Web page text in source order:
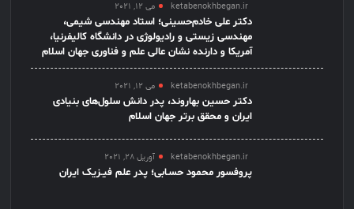
ketabenokhbegan.ir می 12, 2021
دکتر علی خادم‌حسینی؛ استاد مهندسی شیمی،
مهندسی زیستی و رادیولوژی در دانشگاه کالیفرنیا،
آمریکا و دارنده نشان عالی علم و فناوری جهان اسلام
ketabenokhbegan.ir می 12, 2021
دکتر حسین بهاروند، پدر دانش سلول‌های بنیادی
ایران و محقق برتر جهان اسلام
ketabenokhbegan.ir آوریل 28, 2021
پروفسور محمود حسـابی؛ پدر علم فیـزیک ایران